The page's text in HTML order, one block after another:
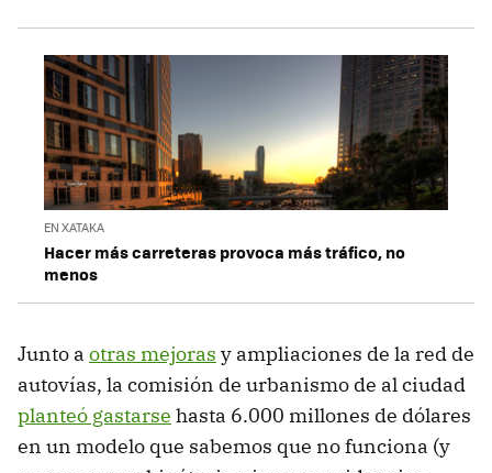
EN XATAKA
Hacer más carreteras provoca más tráfico, no
menos
Junto a otras mejoras y ampliaciones de la red de
autovías, la comisión de urbanismo de al ciudad
planteó gastarse hasta 6.000 millones de dólares
en un modelo que sabemos que no funciona (y